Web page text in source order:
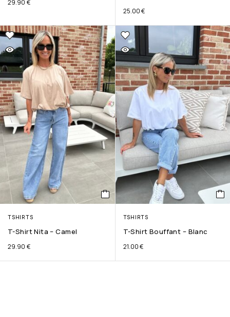
29.90 €
25.00€
TSHIRTS
T-Shirt Nita – Camel
29.90 €
TSHIRTS
T-Shirt Bouffant – Blanc
21.00€